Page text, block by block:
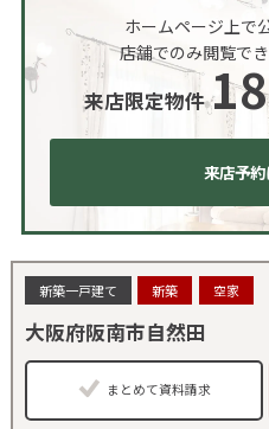
ホームページ上で
店舗でのみ閲覧で
来店限定物件 18
来店予
新築一戸建て 新築 空家
大阪府阪南市自然田
まとめて資料請求